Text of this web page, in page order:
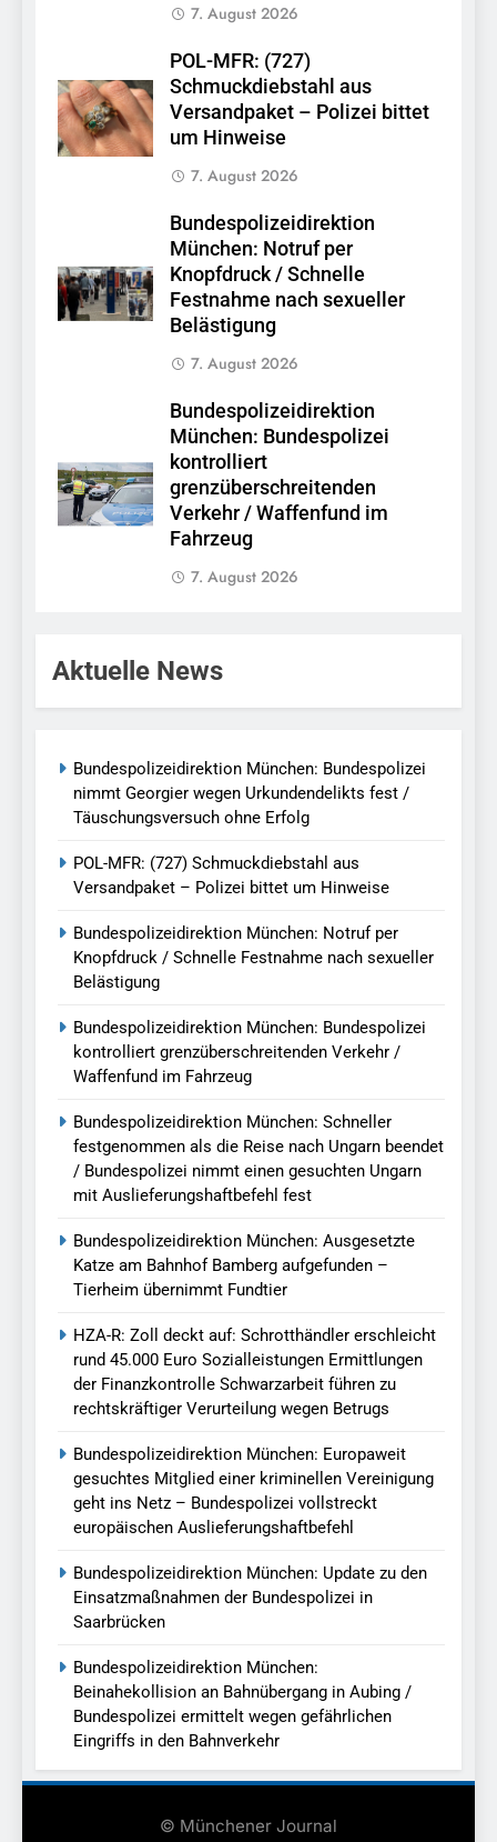
7. August 2026
POL-MFR: (727)
Schmuckdiebstahl aus
Versandpaket – Polizei bittet
um Hinweise
7. August 2026
Bundespolizeidirektion
München: Notruf per
Knopfdruck / Schnelle
Festnahme nach sexueller
Belästigung
7. August 2026
Bundespolizeidirektion
München: Bundespolizei
kontrolliert
grenzüberschreitenden
Verkehr / Waffenfund im
Fahrzeug
7. August 2026
Aktuelle News
Bundespolizeidirektion München: Bundespolizei
nimmt Georgier wegen Urkundendelikts fest /
Täuschungsversuch ohne Erfolg
POL-MFR: (727) Schmuckdiebstahl aus
Versandpaket – Polizei bittet um Hinweise
Bundespolizeidirektion München: Notruf per
Knopfdruck / Schnelle Festnahme nach sexueller
Belästigung
Bundespolizeidirektion München: Bundespolizei
kontrolliert grenzüberschreitenden Verkehr /
Waffenfund im Fahrzeug
Bundespolizeidirektion München: Schneller
festgenommen als die Reise nach Ungarn beendet
/ Bundespolizei nimmt einen gesuchten Ungarn
mit Auslieferungshaftbefehl fest
Bundespolizeidirektion München: Ausgesetzte
Katze am Bahnhof Bamberg aufgefunden –
Tierheim übernimmt Fundtier
HZA-R: Zoll deckt auf: Schrotthändler erschleicht
rund 45.000 Euro Sozialleistungen Ermittlungen
der Finanzkontrolle Schwarzarbeit führen zu
rechtskräftiger Verurteilung wegen Betrugs
Bundespolizeidirektion München: Europaweit
gesuchtes Mitglied einer kriminellen Vereinigung
geht ins Netz – Bundespolizei vollstreckt
europäischen Auslieferungshaftbefehl
Bundespolizeidirektion München: Update zu den
Einsatzmaßnahmen der Bundespolizei in
Saarbrücken
Bundespolizeidirektion München:
Beinahekollision an Bahnübergang in Aubing /
Bundespolizei ermittelt wegen gefährlichen
Eingriffs in den Bahnverkehr
© Münchener Journal